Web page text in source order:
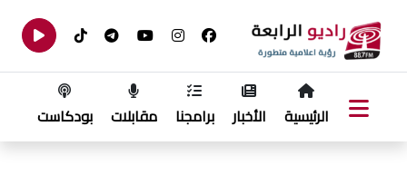
الرئيسية الأخبار برامجنا مقابلات بودكاست